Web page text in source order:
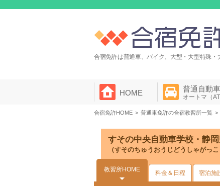
合宿免許は普通車、バイク、大型・大型特殊
HOME 普通自動
オートマ（
合宿免許HOME 普通車免許の合宿教習所一覧
すその中央自動車学校・静
（すそのちゅうおうじどうしゃがっこ
教習所HOME 料金＆日程 宿泊施